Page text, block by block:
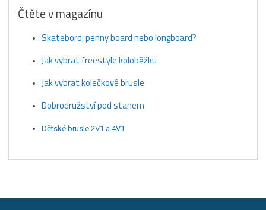
Čtěte v magazínu
Skatebord, penny board nebo longboard?
Jak vybrat freestyle koloběžku
Jak vybrat kolečkové brusle
Dobrodružství pod stanem
Dětské brusle 2V1 a 4V1